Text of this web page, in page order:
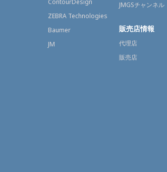
ContourDesign
ZEBRA Technologies
Baumer
JM
JMGSチャンネル
販売店情報
代理店
販売店